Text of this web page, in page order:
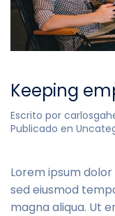
Keeping
Escrito por
Publicado en
Lorem ipsum
sed eiusmod
magna aliqua. Ut